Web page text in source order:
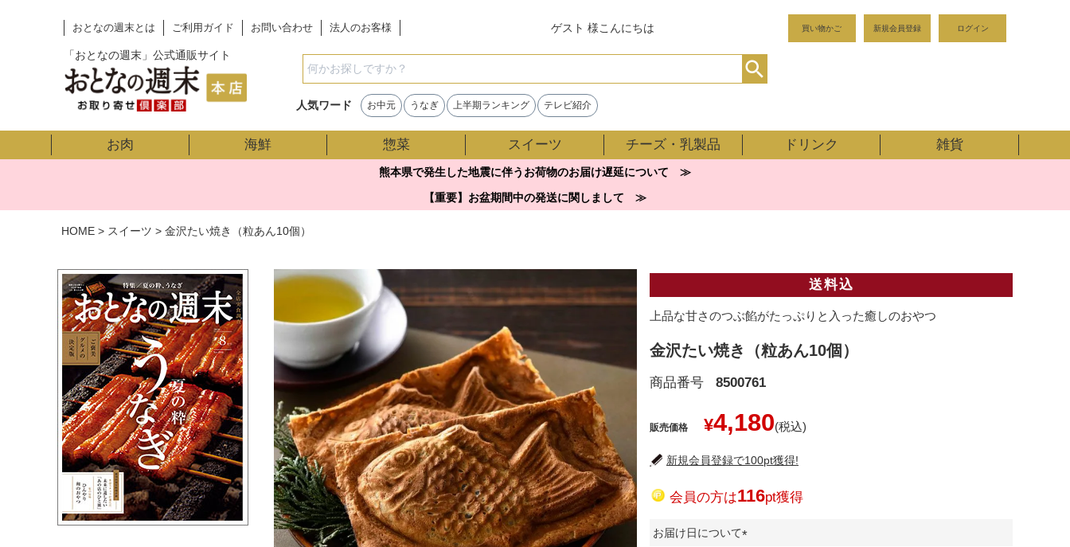
おとなの週末とは ご利用ガイド お問い合わせ 法人のお客様 ゲスト 様こんにちは
「おとなの週末」公式通販サイト
買い物かご 新規会員登録 ログイン
検索
人気ワード お中元 うなぎ 上半期ランキング テレビ紹介
お肉 海鮮 惣菜 スイーツ チーズ・乳製品 ドリンク 雑貨
熊本県で発生した地震に伴うお荷物のお届け遅延について ≫
【重要】お盆期間中の発送に関しまして ≫
HOME スイーツ 金沢たい焼き（粒あん10個）
送料込
上品な甘さのつぶ餡がたっぷりと入った癒しのおやつ
金沢たい焼き（粒あん10個）
商品番号 8500761
販売価格 ¥4,180
新規会員登録で100pt獲得!
会員の方は116pt獲得
お届け日について